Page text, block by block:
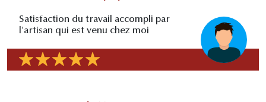
Satisfaction du travail accompli par
l'artisan qui est venu chez moi